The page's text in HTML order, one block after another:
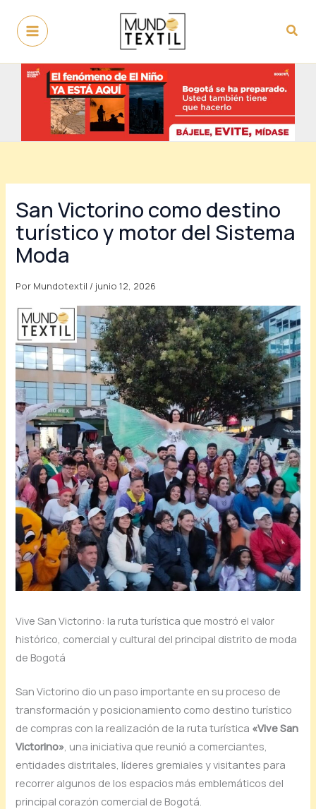
contenido
San Victorino como destino
turístico y motor del Sistema
Moda
Por Mundotextil / junio 12, 2026
Vive San Victorino: la ruta turística que mostró el valor
histórico, comercial y cultural del principal distrito de moda
de Bogotá
San Victorino dio un paso importante en su proceso de
transformación y posicionamiento como destino turístico
de compras con la realización de la ruta turística «Vive San
Victorino» , una iniciativa que reunió a comerciantes,
entidades distritales, líderes gremiales y visitantes para
recorrer algunos de los espacios más emblemáticos del
principal corazón comercial de Bogotá.